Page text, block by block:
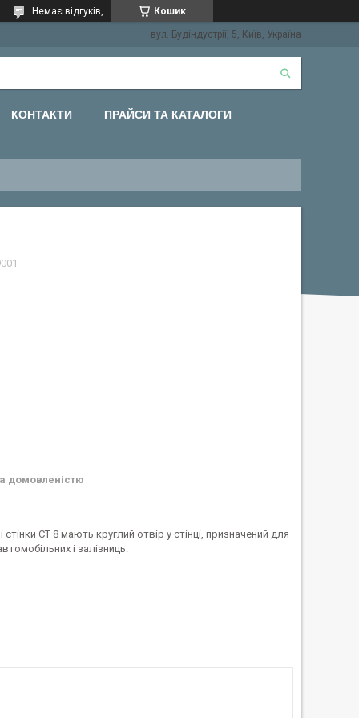
Кошик
Немає відгуків,
вул. Будіндустрії, 5, Київ, Україна
КОНТАКТИ ПРАЙСИ ТА КАТАЛОГИ
домовленістю
CT 8 мають круглий отвір у стінці, призначений для
і залізниць.